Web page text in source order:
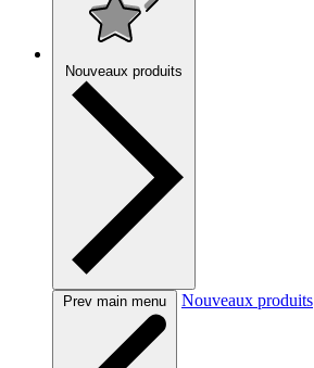
Nouveaux produits
Prev main menu Nouveaux produits